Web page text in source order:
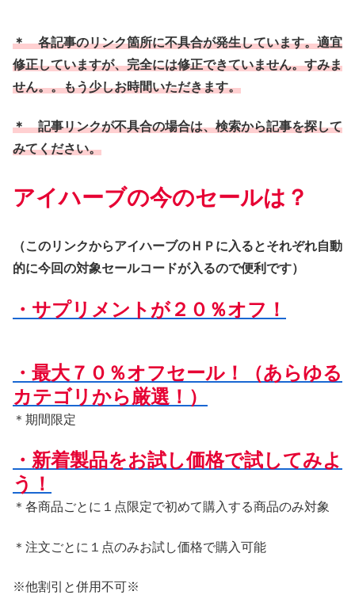
＊ 各記事のリンク箇所に不具合が発生しています。適宜
修正していますが、完全には修正できていません。すみま
せん。。もう少しお時間いただきます。
＊ 記事リンクが不具合の場合は、検索から記事を探して
みてください。
アイハーブの今のセールは？
（このリンクからアイハーブのＨＰに入るとそれぞれ自動
的に今回の対象セールコードが入るので便利です）
・サプリメントが２０％オフ！
・最大７０％オフセール！（あらゆる
カテゴリから厳選！）
＊期間限定
・新着製品をお試し価格で試してみよ
う！
＊各商品ごとに１点限定で初めて購入する商品のみ対象
＊注文ごとに１点のみお試し価格で購入可能
※他割引と併用不可※